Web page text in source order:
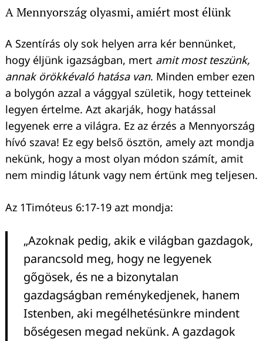
A Mennyország olyasmi, amiért most élünk
A Szentírás oly sok helyen arra kér bennünket,
hogy éljünk igazságban, mert amit most teszünk,
annak örökkévaló hatása van. Minden ember ezen
a bolygón azzal a vággyal születik, hogy tetteinek
legyen értelme. Azt akarják, hogy hatással
legyenek erre a világra. Ez az érzés a Mennyország
hívó szava! Ez egy belső ösztön, amely azt mondja
nekünk, hogy a most olyan módon számít, amit
nem mindig látunk vagy nem értünk meg teljesen.
Az 1Timóteus 6:17-19 azt mondja:
„Azoknak pedig, akik e világban gazdagok,
parancsold meg, hogy ne legyenek
gőgösek, és ne a bizonytalan
gazdagságban reménykedjenek, hanem
Istenben, aki megélhetésünkre mindent
bőségesen megad nekünk. A gazdagok